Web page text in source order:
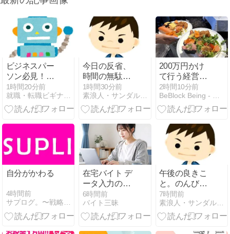
ビジネスパー
ソン必見！ロ
ードバイクの
選び方と活用
法
1時間20分前
就職・転職ビギナーズマガジン
今日の反省、
時間の無駄は
しなかった。
1時間30分前
素浪人・サンダルニャーゴの日々。
200万円かけ
て行う経営計
画発表会を続
ける理由
2時間10分前
BeBlock Being - ビブロックのカタチ。
自分がかわる
4時間前
サプログ。〜戦略的就活心理〜
在宅バイト デ
ータ入力の仕
事内容とは？
タイピング速
度1分100字の
6時間前
バイト三昧
午後の良きこ
と。のんびり
できた。
7時間前
素浪人・サンダルニャーゴの日々。